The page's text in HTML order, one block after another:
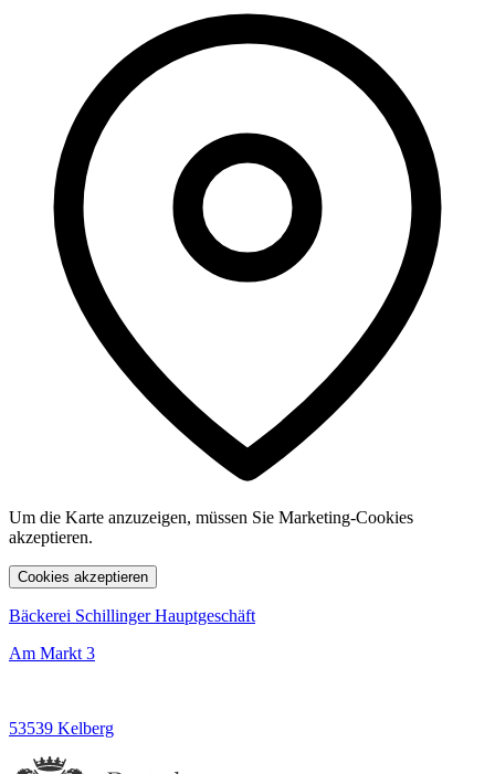
Um die Karte anzuzeigen, müssen Sie Marketing-Cookies
akzeptieren.
Cookies akzeptieren
Bäckerei Schillinger Hauptgeschäft
Am Markt 3
53539 Kelberg